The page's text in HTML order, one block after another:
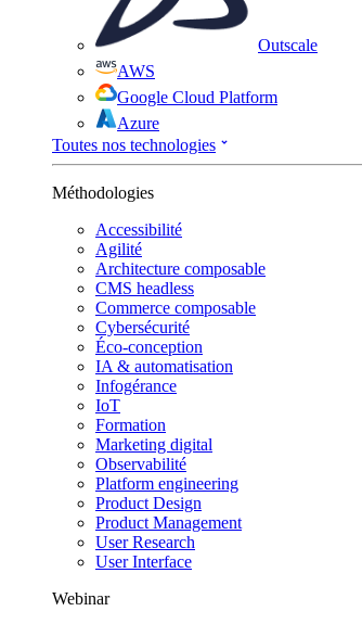
Outscale
AWS
Google Cloud Platform
Azure
Toutes nos technologies
Méthodologies
Accessibilité
Agilité
Architecture composable
CMS headless
Commerce composable
Cybersécurité
Éco-conception
IA & automatisation
Infogérance
IoT
Formation
Marketing digital
Observabilité
Platform engineering
Product Design
Product Management
User Research
User Interface
Webinar